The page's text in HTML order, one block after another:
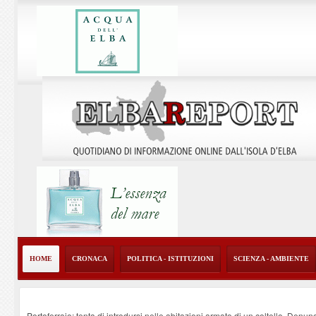
HOME CRONACA POLITICA - ISTITUZIONI SCIENZA - AMBIENTE